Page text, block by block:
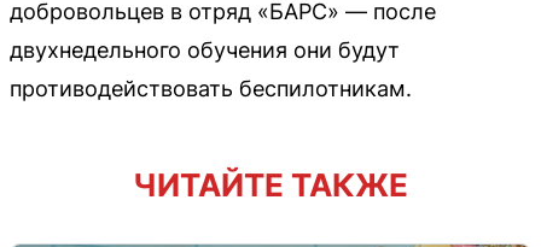
добровольцев в отряд «БАРС» — после
двухнедельного обучения они будут
противодействовать беспилотникам.
ЧИТАЙТЕ ТАКЖЕ